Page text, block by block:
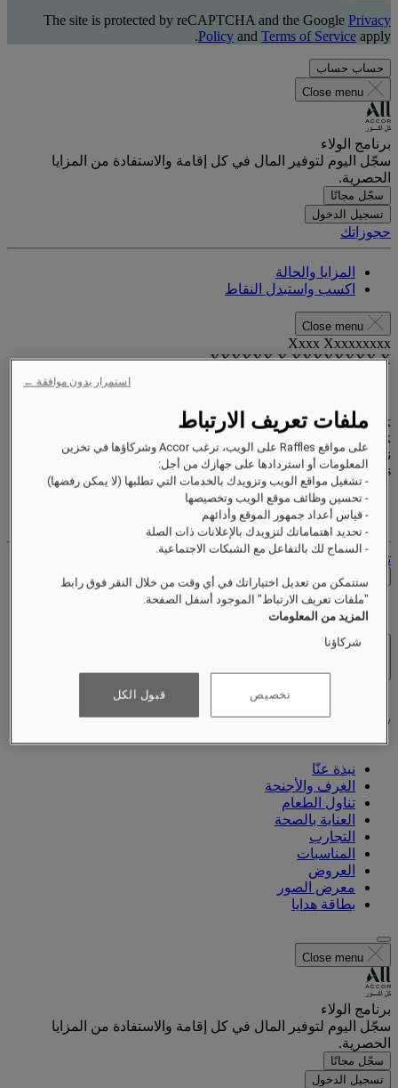
The site is protected by reCAPTCHA and the Google Privacy
Policy and Terms of Service apply.
حساب حساب
Close menu
برنامج الولاء
سجّل اليوم لتوفير المال في كل إقامة والاستفادة من المزايا
الحصرية.
سجّل مجانًا
تسجيل الدخول
حجوزاتك
المزايا والحالة
اكسب واستبدل النقاط
Close menu
Xxxx Xxxxxxxxx
XXXXXX X XXXXXXXX X
xxxxxxxx
Valid until
xx/xx/xxxx
نقاط المكافآت
XXX
pts
حساب الولاء الخاص بك
حجوزاتك
تسجيل الخروج
التحقق من الأسعار
فتح القائمة
نبذة عنّا
الغرف والأجنحة
تناول الطعام
العناية بالصحة
التجارب
المناسبات
العروض
معرض الصور
بطاقة هدايا
Close menu
برنامج الولاء
سجّل اليوم لتوفير المال في كل إقامة والاستفادة من المزايا
الحصرية.
سجّل مجانًا
تسجيل الدخول
ملفات تعريف الارتباط
على مواقع Raffles على الويب، ترغب Accor وشركاؤها في تخزين
المعلومات أو استردادها على جهازك من أجل:
- تشغيل مواقع الويب وتزويدك بالخدمات التي تطلبها (لا يمكن رفضها)
- تحسين وظائف موقع الويب وتخصيصها
- قياس أعداد جمهور الموقع وأدائهم
- تحديد اهتماماتك لتزويدك بالإعلانات ذات الصلة
- السماح لك بالتفاعل مع الشبكات الاجتماعية.
ستتمكن من تعديل اختياراتك في أي وقت من خلال النقر فوق رابط
"ملفات تعريف الارتباط" الموجود أسفل الصفحة.
المزيد من المعلومات
شركاؤنا
تخصيص قبول الكل
استمرار بدون موافقة ←